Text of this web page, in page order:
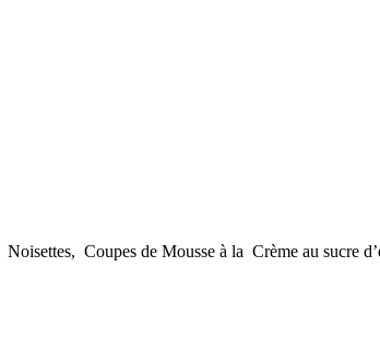
Coupes de Mousse à la Crème au sucre